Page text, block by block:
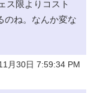
ス限よりコスト
のね。なんか変な
月30日 7:59:34 PM